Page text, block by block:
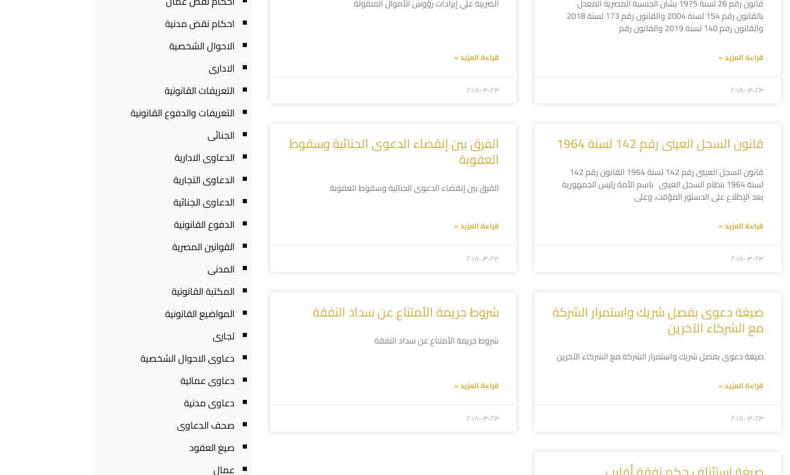
قانون رقم 26 لسنة 1975 بشأن الجنسية المصرية المعدل
بالقانون رقم 154 لسنة 2004 والقانون رقم 173 لسنة 2018
والقانون رقم 140 لسنة 2019 والقانون رقم
قراءة المزيد »
۲۰۱۸-۰۳-۲۳
الضريبة علي إيرادات رؤوس الأموال المنقولة
قراءة المزيد »
۲۰۱۸-۰۳-۲۳
قانون السجل العينى رقم 142 لسنة 1964
قانون السجل العينى رقم 142 لسنة 1964 القانون رقم 142
لسنة 1964 بنظام السجل العينى باسم الأمة رئيس الجمهورية
بعد الإطلاع على الدستور المؤقت، وعلى
قراءة المزيد »
۲۰۱۸-۰۳-۲۳
الفرق بين إنقضاء الدعوى الجنائية وسقوط
العقوبة
الفرق بين إنقضاء الدعوى الجنائية وسقوط العقوبة
قراءة المزيد »
۲۰۱۸-۰۳-۲۳
صيغة دعوى بفصل شريك واستمرار الشركة
مع الشركاء الآخرين
صيغة دعوى بفصل شريك واستمرار الشركة مع الشركاء الآخرين
قراءة المزيد »
۲۰۱۸-۰۳-۲۳
شروط جريمة الأمتناع عن سداد النفقة
شروط جريمة الأمتناع عن سداد النفقة
قراءة المزيد »
۲۰۱۸-۰۳-۲۳
احكام نقض مدنية
الاحوال الشخصية
الادارى
التعريفات القانونية
التعريفات والدفوع القانونية
الجنائى
الدعاوى الادارية
الدعاوى التجارية
الدعاوى الجنائية
الدفوع القانونية
القوانين المصرية
المدنى
المكتبة القانونية
المواضيع القانونية
تجارى
دعاوى الاحوال الشخصية
دعاوى عمالية
دعاوى مدنية
صحف الدعاوى
صيغ العقود
عمال